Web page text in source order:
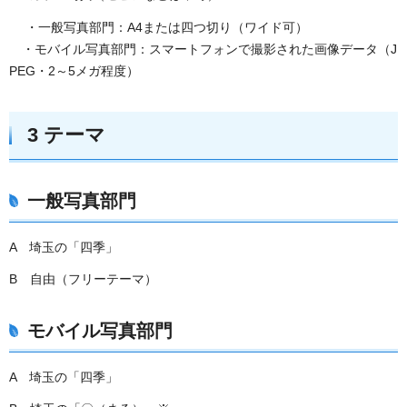
・一般写真部門：A4または四つ切り（ワイド可）
・モバイル写真部門：スマートフォンで撮影された画像データ（J
PEG・2～5メガ程度）
3 テーマ
一般写真部門
A 埼玉の「四季」
B 自由（フリーテーマ）
モバイル写真部門
A 埼玉の「四季」